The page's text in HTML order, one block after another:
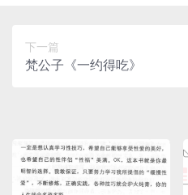
下一篇
梵公子《一约得吃》